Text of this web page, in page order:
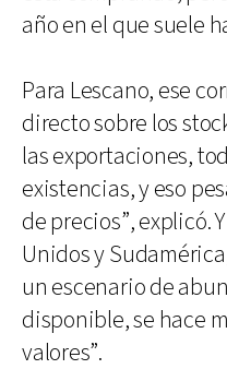
año en el que suele
Para Lescano, ese
directo sobre los
las exportaciones,
existencias, y eso
de precios”, explicó.
Unidos y
un escenario de
disponible, se hace
valores”.